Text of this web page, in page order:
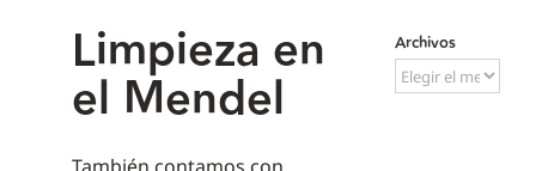
Limpieza en
el Mendel
Archivos
Archivos